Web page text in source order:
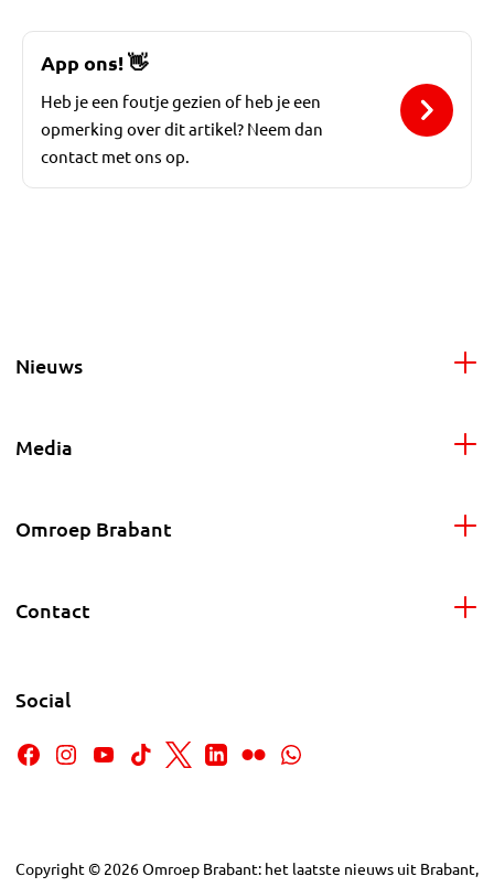
App ons!👋
Heb je een foutje gezien of heb je een
opmerking over dit artikel? Neem dan
contact met ons op.
Nieuws
Media
Omroep Brabant
Contact
Social
Copyright © 2026Omroep Brabant: het laatste nieuws uit Brabant,